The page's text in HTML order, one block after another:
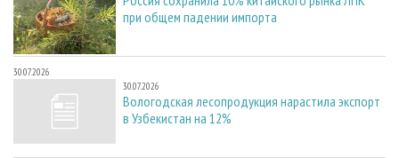
при общем падении импорта
30.07.2026
30.07.2026
Вологодская лесопродукция нарастила экспорт
в Узбекистан на 12%